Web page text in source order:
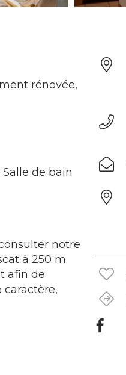
rénovée,
de bain
notre
à 250 m
afin de